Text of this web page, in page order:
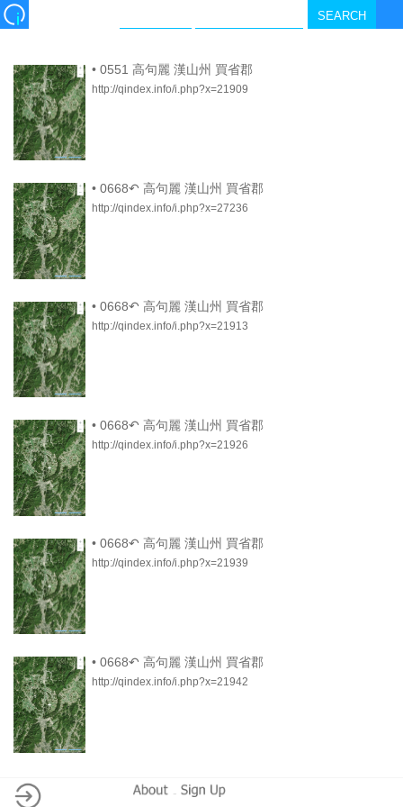
• 0551 高句麗 漢山州 買省郡
http://qindex.info/i.php?x=21909
• 0668↶ 高句麗 漢山州 買省郡
http://qindex.info/i.php?x=27236
• 0668↶ 高句麗 漢山州 買省郡
http://qindex.info/i.php?x=21913
• 0668↶ 高句麗 漢山州 買省郡
http://qindex.info/i.php?x=21926
• 0668↶ 高句麗 漢山州 買省郡
http://qindex.info/i.php?x=21939
• 0668↶ 高句麗 漢山州 買省郡
http://qindex.info/i.php?x=21942
-